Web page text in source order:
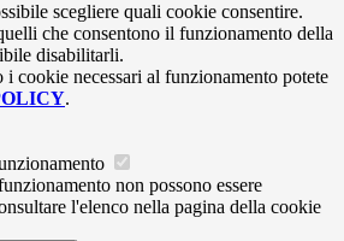
scegliere quali cookie consentire.
che consentono il funzionamento della
disabilitarli.
i cookie necessari al funzionamento potete
.
non possono essere
l'elenco nella pagina della cookie